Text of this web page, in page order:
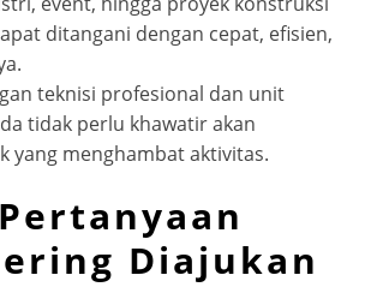
ditangani dengan cepat, efisien,
teknisi profesional dan unit
tidak perlu khawatir akan
yang menghambat aktivitas.
Diajukan